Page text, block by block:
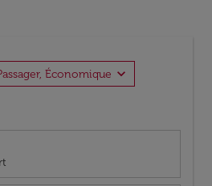
Économique expand_more